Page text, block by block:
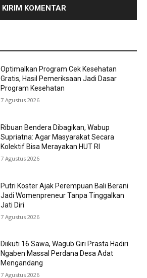
Optimalkan Program Cek Kesehatan
Gratis, Hasil Pemeriksaan Jadi Dasar
Program Kesehatan
7 Agustus 2026
Ribuan Bendera Dibagikan, Wabup
Supriatna: Agar Masyarakat Secara
Kolektif Bisa Merayakan HUT RI
7 Agustus 2026
Putri Koster Ajak Perempuan Bali Berani
Jadi Womenpreneur Tanpa Tinggalkan
Jati Diri
7 Agustus 2026
Diikuti 16 Sawa, Wagub Giri Prasta Hadiri
Ngaben Massal Perdana Desa Adat
Mengandang
7 Agustus 2026